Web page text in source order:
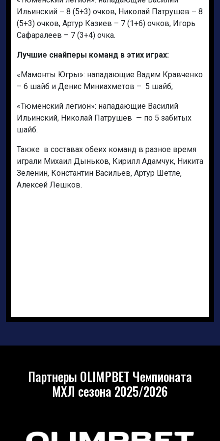
Ильинский – 8 (5+3) очков, Николай Патрушев – 8
(5+3) очков, Артур Казиев – 7 (1+6) очков, Игорь
Сафаралеев – 7 (3+4) очка.
Лучшие снайперы команд в этих играх:
«Мамонты Югры»: нападающие Вадим Кравченко
– 6 шайб и Денис Миниахметов – 5 шайб;
«Тюменский легион»: нападающие Василий
Ильинский, Николай Патрушев — по 5 забитых
шайб.
Также в составах обеих команд в разное время
играли Михаил Дыньков, Кирилл Адамчук, Никита
Зеленин, Константин Васильев, Артур Шетле,
Алексей Лешков.
Партнеры OLIMPBET Чемпионата
МХЛ сезона 2025/2026